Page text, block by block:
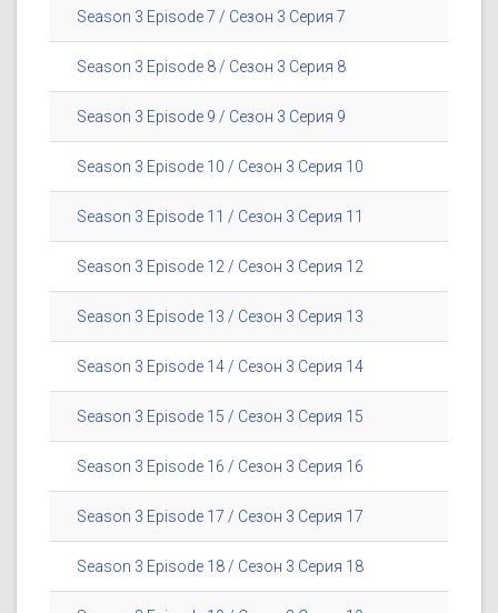
Season 3 Episode 7 / Сезон 3 Серия 7
Season 3 Episode 8 / Сезон 3 Серия 8
Season 3 Episode 9 / Сезон 3 Серия 9
Season 3 Episode 10 / Сезон 3 Серия 10
Season 3 Episode 11 / Сезон 3 Серия 11
Season 3 Episode 12 / Сезон 3 Серия 12
Season 3 Episode 13 / Сезон 3 Серия 13
Season 3 Episode 14 / Сезон 3 Серия 14
Season 3 Episode 15 / Сезон 3 Серия 15
Season 3 Episode 16 / Сезон 3 Серия 16
Season 3 Episode 17 / Сезон 3 Серия 17
Season 3 Episode 18 / Сезон 3 Серия 18